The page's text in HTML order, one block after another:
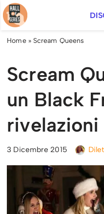
Vai
al
Home» Scream Queens
Scream
un Black
rivelazioni
3 Dicembre 2015